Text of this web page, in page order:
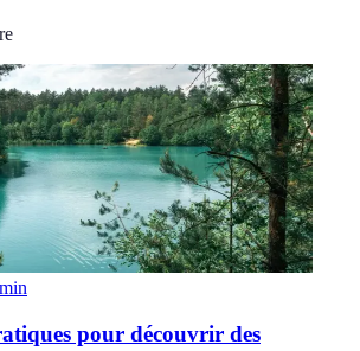
min
pour découvrir des